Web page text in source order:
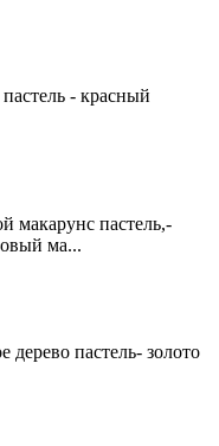
- красный
макарунс пастель,-
ма...
пастель- золото